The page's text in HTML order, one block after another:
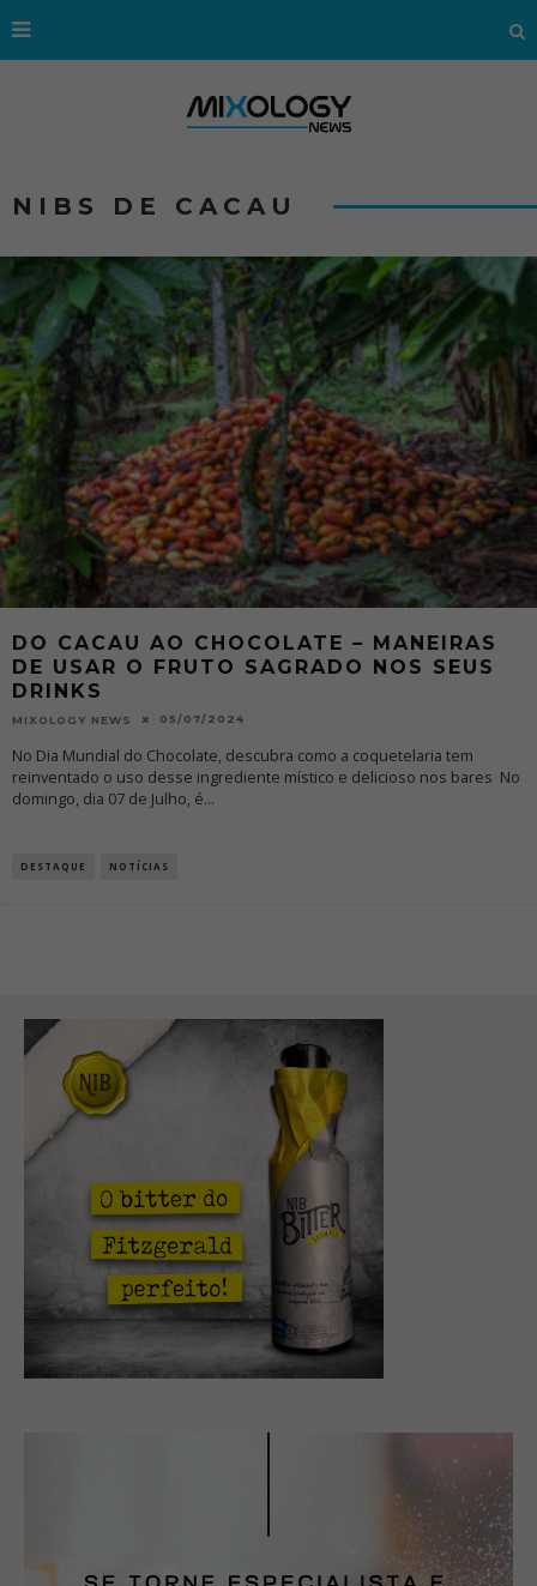
NIBS DE CACAU
DO CACAU AO CHOCOLATE – MANEIRAS
DE USAR O FRUTO SAGRADO NOS SEUS
DRINKS
MIXOLOGY NEWS 05/07/2024
No Dia Mundial do Chocolate, descubra como a coquetelaria tem
reinventado o uso desse ingrediente místico e delicioso nos bares No
domingo, dia 07 de Julho, é...
DESTAQUE NOTÍCIAS